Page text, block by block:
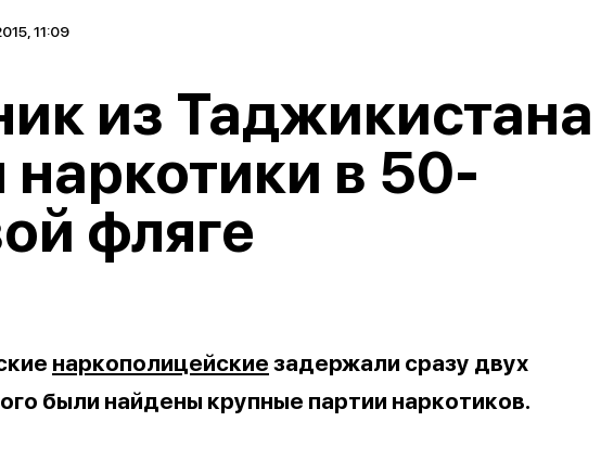
11:09
из Таджикистана
наркотики в 50-
фляге
наркополицейские задержали сразу двух
были найдены крупные партии наркотиков.